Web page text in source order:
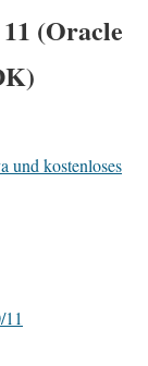
(Oracle
und kostenloses